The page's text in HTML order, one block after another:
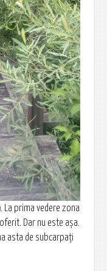
La prima vedere zona
Dar nu este așa.
asta de subcarpați